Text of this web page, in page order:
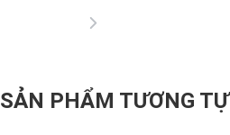
SẢN PHẨM TƯƠNG TỰ